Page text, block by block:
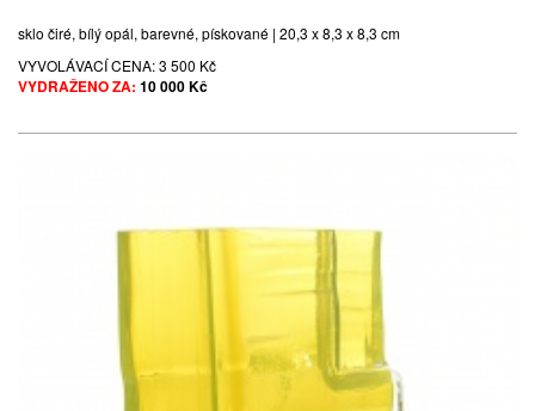
sklo čiré, bílý opál, barevné, pískované | 20,3 x 8,3 x 8,3 cm
VYVOLÁVACÍ CENA:3 500 Kč
VYDRAŽENO ZA: 10 000 Kč